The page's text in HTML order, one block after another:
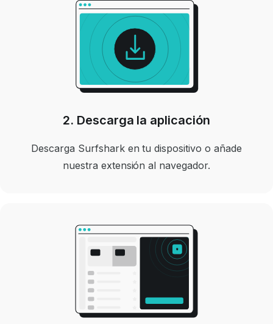
2. Descarga la aplicación
Descarga Surfshark en tu dispositivo o añade
nuestra extensión al navegador.